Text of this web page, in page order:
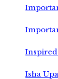
Inspired
Isha